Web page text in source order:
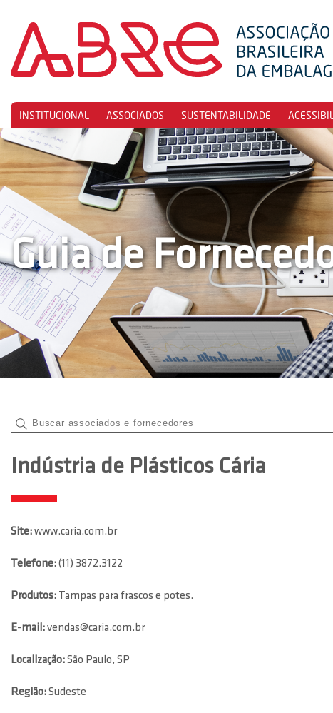
INSTITUCIONAL ASSOCIADOS SUSTENTABILIDADE
Guia de
Indústria de Plásticos Cária
Site:www.caria.com.br
Telefone:(11) 3872.3122
Produtos: Tampas para frascos e potes.
E-mail:vendas@caria.com.br
Localização:São Paulo, SP
Região:Sudeste